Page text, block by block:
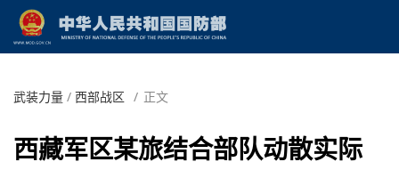
武装力量 / 西部战区 / 正文
西藏军区某旅结合部队动散实际